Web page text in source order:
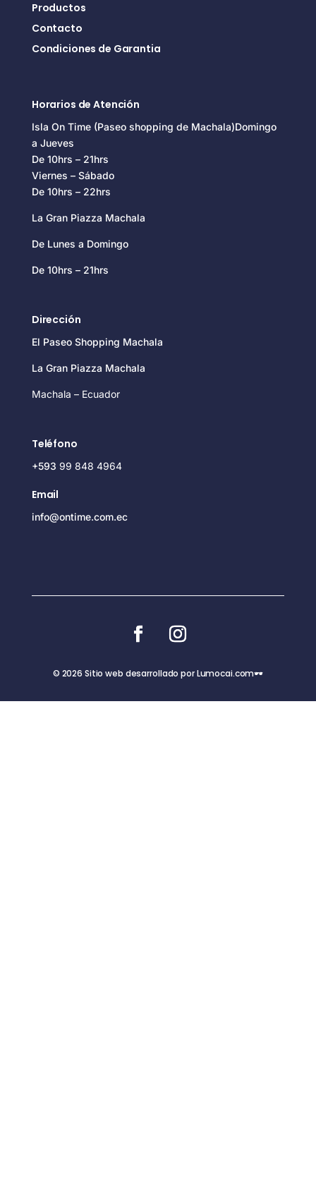
Productos
Contacto
Condiciones de Garantia
Horarios de Atención
Isla On Time (Paseo shopping de Machala)Domingo
a Jueves
De 10hrs – 21hrs
Viernes – Sábado
De 10hrs – 22hrs
La Gran Piazza Machala
De Lunes a Domingo
De 10hrs – 21hrs
Dirección
El Paseo Shopping Machala
La Gran Piazza Machala
Machala – Ecuador
Teléfono
+593 99 848 4964
Email
info@ontime.com.ec
© 2026 Sitio web desarrollado por Lumocai.com🕶️